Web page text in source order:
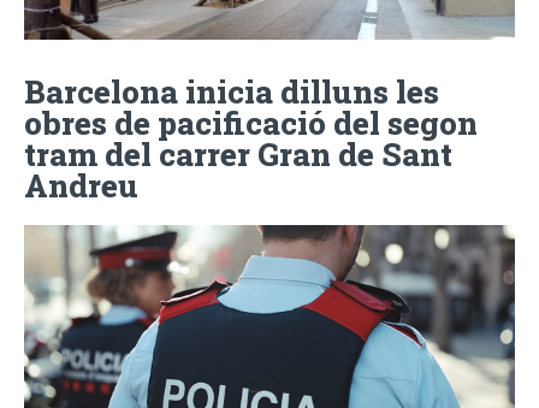
Barcelona inicia dilluns les
obres de pacificació del segon
tram del carrer Gran de Sant
Andreu